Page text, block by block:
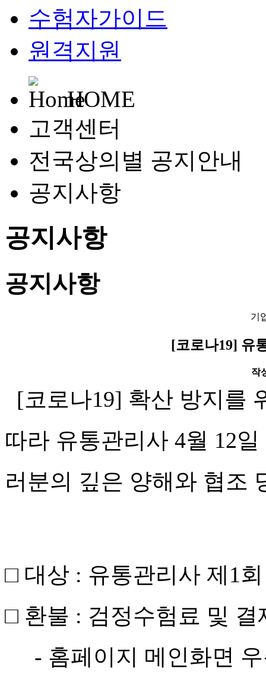
수험자가이드
원격지원
HOME
고객센터
전국상의별 공지안내
공지사항
공지사항
공지사항
기
[코로나19] 유
작
[코로나19] 확산 방지를
따라 유통관리사 4월 12
러분의 깊은 양해와 협조
□ 대상 : 유통관리사 제1
□ 환불 : 검정수험료 및
- 홈페이지 메인화면 우